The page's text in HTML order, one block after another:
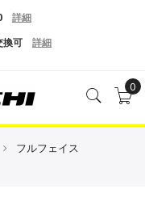
詳細
換可 詳細
0
フルフェイス